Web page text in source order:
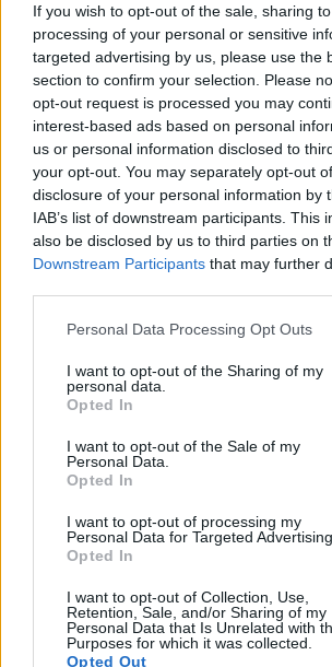
If you wish to opt-out of the sale, sharing
processing of your personal or sensitive
targeted advertising by us, please use the
section to confirm your selection. Please
opt-out request is processed you may
interest-based ads based on personal
us or personal information disclosed to
your opt-out. You may separately opt-out
disclosure of your personal information by
IAB’s list of downstream participants. This
also be disclosed by us to third parties on
Downstream Participants that may further
Please note that this website/app uses one
not limited to your visit or usage behaviour.
grant or deny consent to Google and its
use your data for below specified purposes
consent section.
Personal Data Processing Opt Outs
I want to opt-out of the Sharing of my
personal data.
Opted In
I want to opt-out of the Sale of my
Personal Data.
Opted In
I want to opt-out of processing my
Personal Data for Targeted Advertising.
Opted In
I want to opt-out of Collection, Use,
Retention, Sale, and/or Sharing of my
Personal Data that Is Unrelated with
Purposes for which it was collected.
Opted Out
Condividi l'articolo
F
a
ce
b
o
o
k
T
w
it
te
r
Pi
n
te
re
st
W
h
at
s
A
p
p
S
h
a
re
Articolo
Prossimo articolo
Gallura
Michelle Hunziker in Gallura,
vivo: un amico vip svela come fa
Calangianus, dopo le
accoglienza minori chiude
Olbia, divieto di sosta contro
esplode la protesta